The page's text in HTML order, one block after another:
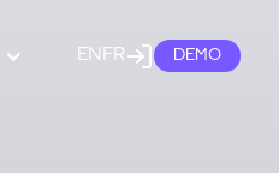
EN FR DEMO